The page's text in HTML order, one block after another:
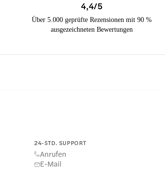
4,4/5
Über 5.000 geprüfte Rezensionen mit 90 %
ausgezeichneten Bewertungen
24-STD. SUPPORT
Anrufen
E-Mail